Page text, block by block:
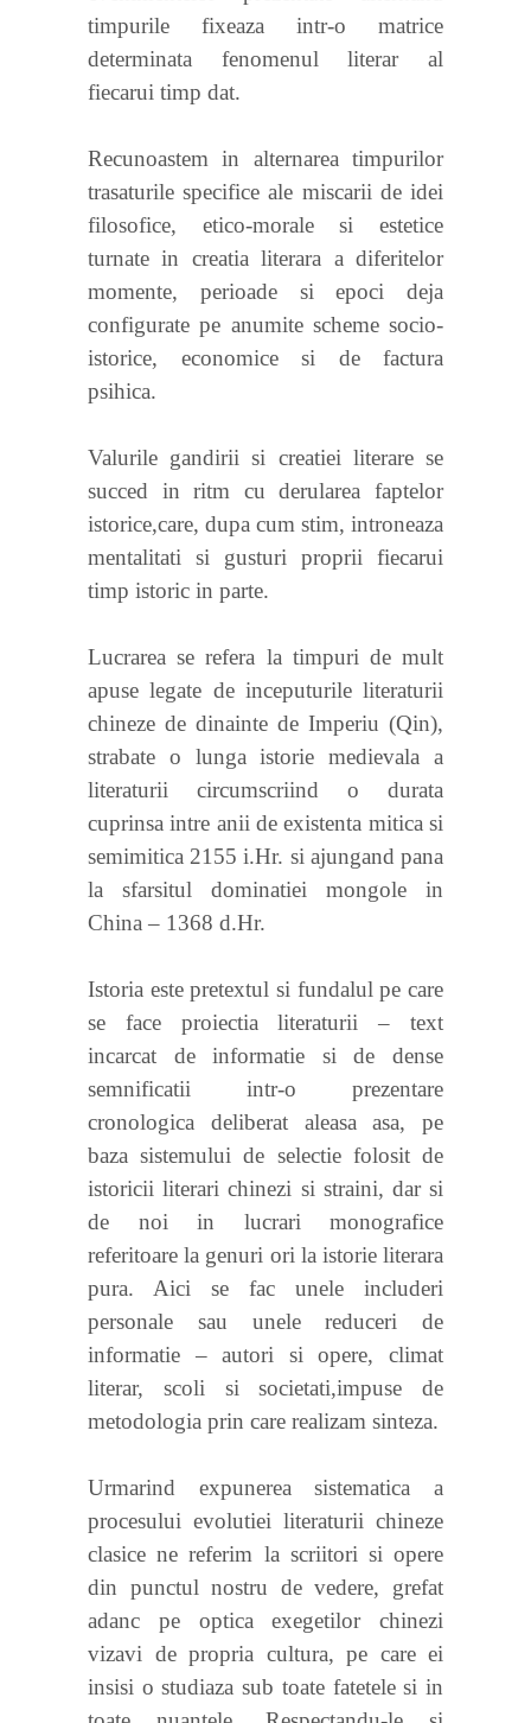
timpurile fixeaza intr-o matrice
determinata fenomenul literar al
fiecarui timp dat.
Recunoastem in alternarea timpurilor
trasaturile specifice ale miscarii de idei
filosofice, etico-morale si estetice
turnate in creatia literara a diferitelor
momente, perioade si epoci deja
configurate pe anumite scheme socio-
istorice, economice si de factura
psihica.
Valurile gandirii si creatiei literare se
succed in ritm cu derularea faptelor
istorice,care, dupa cum stim, introneaza
mentalitati si gusturi proprii fiecarui
timp istoric in parte.
Lucrarea se refera la timpuri de mult
apuse legate de inceputurile literaturii
chineze de dinainte de Imperiu (Qin),
strabate o lunga istorie medievala a
literaturii circumscriind o durata
cuprinsa intre anii de existenta mitica si
semimitica 2155 i.Hr. si ajungand pana
la sfarsitul dominatiei mongole in
China – 1368 d.Hr.
Istoria este pretextul si fundalul pe care
se face proiectia literaturii – text
incarcat de informatie si de dense
semnificatii intr-o prezentare
cronologica deliberat aleasa asa, pe
baza sistemului de selectie folosit de
istoricii literari chinezi si straini, dar si
de noi in lucrari monografice
referitoare la genuri ori la istorie literara
pura. Aici se fac unele includeri
personale sau unele reduceri de
informatie – autori si opere, climat
literar, scoli si societati,impuse de
metodologia prin care realizam sinteza.
Urmarind expunerea sistematica a
procesului evolutiei literaturii chineze
clasice ne referim la scriitori si opere
din punctul nostru de vedere, grefat
adanc pe optica exegetilor chinezi
vizavi de propria cultura, pe care ei
insisi o studiaza sub toate fatetele si in